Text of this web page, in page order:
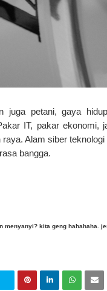
juga petani, gaya
IT, pakar ekonomi,
Alam siber
bangga.
kita geng hahahaha.